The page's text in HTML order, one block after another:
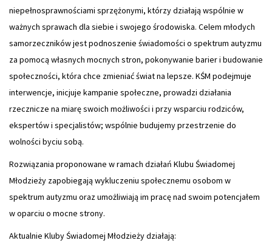
niepełnosprawnościami sprzężonymi, którzy działają wspólnie w
ważnych sprawach dla siebie i swojego środowiska. Celem młodych
samorzeczników jest podnoszenie świadomości o spektrum autyzmu
za pomocą własnych mocnych stron, pokonywanie barier i budowanie
społeczności, która chce zmieniać świat na lepsze. KŚM podejmuje
interwencje, inicjuje kampanie społeczne, prowadzi działania
rzecznicze na miarę swoich możliwości i przy wsparciu rodziców,
ekspertów i specjalistów; wspólnie budujemy przestrzenie do
wolności byciu sobą.
Rozwiązania proponowane w ramach działań Klubu Świadomej
Młodzieży zapobiegają wykluczeniu społecznemu osobom w
spektrum autyzmu oraz umożliwiają im pracę nad swoim potencjałem
w oparciu o mocne strony.
Aktualnie Kluby Świadomej Młodzieży działają: